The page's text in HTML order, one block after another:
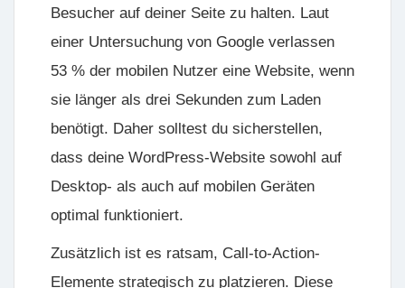
Besucher auf deiner Seite zu halten. Laut
einer Untersuchung von Google verlassen
53 % der mobilen Nutzer eine Website, wenn
sie länger als drei Sekunden zum Laden
benötigt. Daher solltest du sicherstellen,
dass deine WordPress-Website sowohl auf
Desktop- als auch auf mobilen Geräten
optimal funktioniert.
Zusätzlich ist es ratsam, Call-to-Action-
Elemente strategisch zu platzieren. Diese